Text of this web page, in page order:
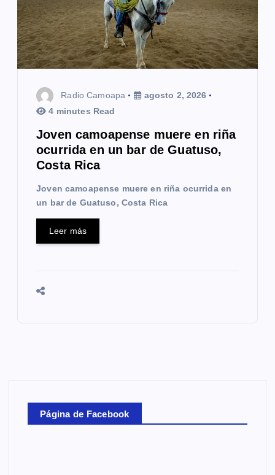
Radio Camoapa
agosto 2, 2026
4 minutes Read
Joven camoapense muere en riña
ocurrida en un bar de Guatuso,
Costa Rica
Joven camoapense muere en riña ocurrida en
un bar de Guatuso, Costa Rica
Leer más
Página de Facebook